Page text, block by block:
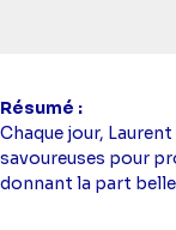
Résumé
Chaque jour,
savoureuses pour
donnant la part